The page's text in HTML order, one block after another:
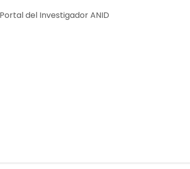
del Investigador ANID